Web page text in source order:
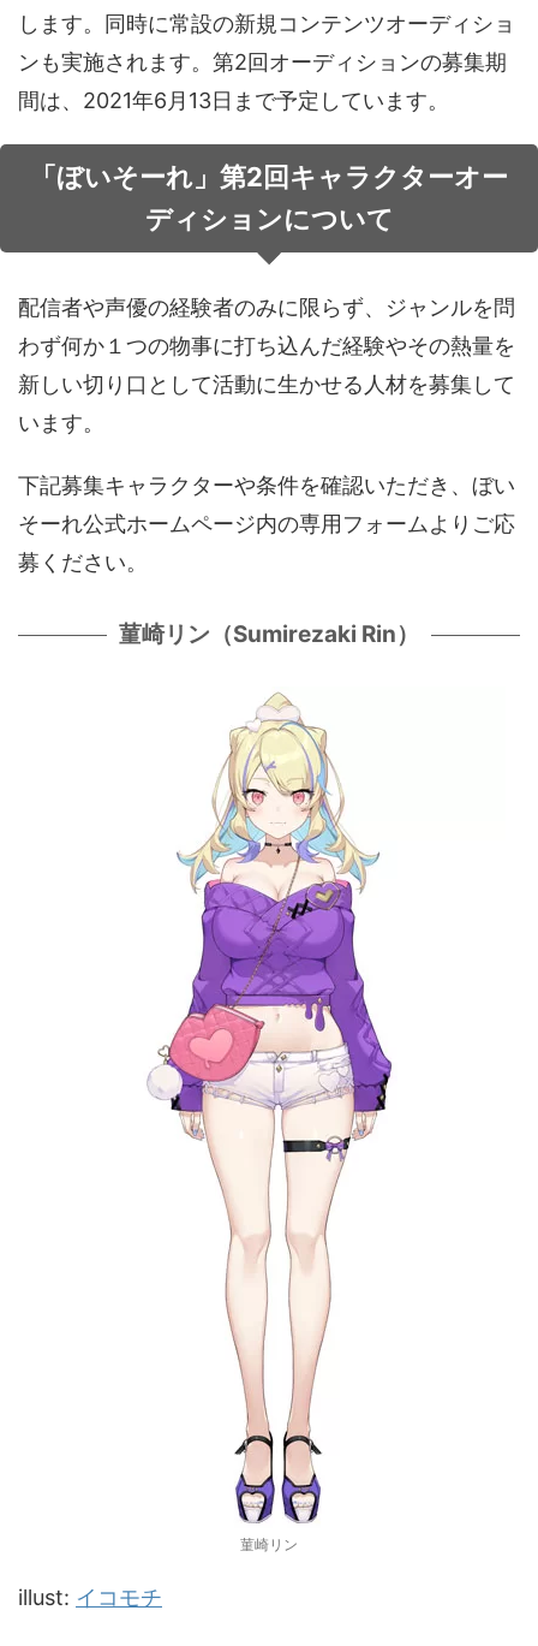
パノラマ ボカロ メタバース レポート
音声（ボイス）
します。同時に常設の新規コンテンツオーディショ
ンも実施されます。第2回オーディションの募集期
間は、2021年6⽉13⽇まで予定しています。
「ぼいそーれ」第2回キャラクターオー
ディションについて
配信者や声優の経験者のみに限らず、ジャンルを問
わず何か１つの物事に打ち込んだ経験やその熱量を
新しい切り⼝として活動に⽣かせる⼈材を募集して
います。
下記募集キャラクターや条件を確認いただき、ぼい
そーれ公式ホームページ内の専用フォームよりご応
募ください。
菫崎リン（Sumirezaki Rin）
菫崎リン
illust: イコモチ